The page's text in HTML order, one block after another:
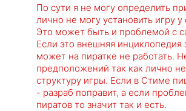
По сути я не могу определить
лично не могу установить игру у
Это может быть и проблемой с
Если это внешняя инциклопедия
может на пиратке не работать.
предположений так как лично
структуру игры. Если в Стиме
- разраб поправит, а если
пиратов то значит так и есть.